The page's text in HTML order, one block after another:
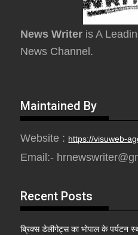
News Writer is A
News Channel.
Maintained By
Website : https://visuweb-
Email:-
Recent Posts
ब्रिक्स डेलीगेट्स का भोपाल के पर्यटन